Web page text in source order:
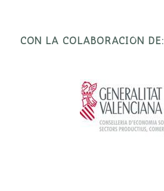
CON LA COLABORACIÓN DE: